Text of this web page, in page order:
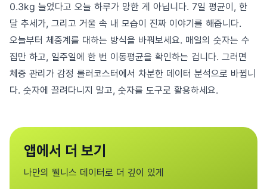
0.3kg 늘었다고 오늘 하루가 망한 게 아닙니다. 7일 평균이, 한
달 추세가, 그리고 거울 속 내 모습이 진짜 이야기를 해줍니다.
오늘부터 체중계를 대하는 방식을 바꿔보세요. 매일의 숫자는 수
집만 하고, 일주일에 한 번 이동평균을 확인하는 겁니다. 그러면
체중 관리가 감정 롤러코스터에서 차분한 데이터 분석으로 바뀝니
다. 숫자에 끌려다니지 말고, 숫자를 도구로 활용하세요.
앱에서 더 보기
나만의 웰니스 데이터로 더 깊이 있게